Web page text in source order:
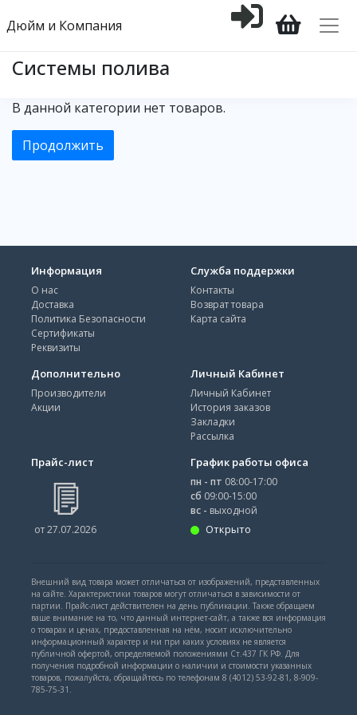
Дюйм и Компания
Системы полива
В данной категории нет товаров.
Продолжить
Информация
О нас
Доставка
Политика Безопасности
Сертификаты
Реквизиты
Служба поддержки
Контакты
Возврат товара
Карта сайта
Дополнительно
Производители
Акции
Личный Кабинет
Личный Кабинет
История заказов
Закладки
Рассылка
Прайс-лист
от 27.07.2026
График работы офиса
пн - пт 08:00-17:00
сб 09:00-15:00
вс - выходной
Открыто
Внешний вид товара может отличаться от изображений, представленных
на сайте. Характеристики товаров могут отличаться в зависимости от
партии. Прайс-лист действителен на день публикации. Также обращаем
ваше внимание на то, что данный интернет-сайт, а также вся информация
о товарах и ценах, предоставленная на нём, носит исключительно
информационный характер и ни при каких условиях не является
публичной офертой, определяемой положениями Ст.437 ГК РФ. Для
получения подробной информации о наличии и стоимости указанных
товаров, пожалуйста, обращайтесь по телефонам 8 (4012) 53-92-81, 8-909-
785-75-31.